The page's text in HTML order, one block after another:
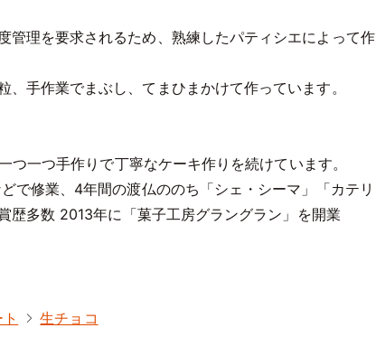
管理を要求されるため、熟練したパティシエによって作
手作業でまぶし、てまひまかけて作っています。
一つ手作りで丁寧なケーキ作りを続けています。
修業、4年間の渡仏ののち「シェ・シーマ」「カテリ
歴多数 2013年に「菓子工房グラングラン」を開業
生チョコ